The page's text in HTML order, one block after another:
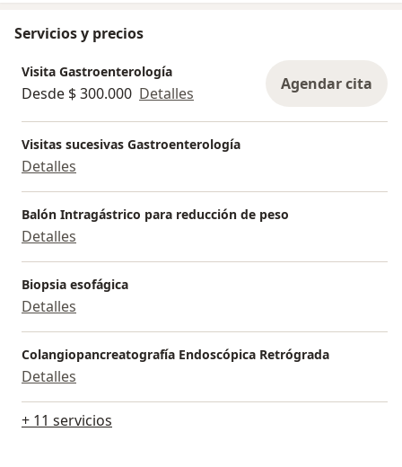
Servicios y precios
Visita Gastroenterología
Desde $ 300.000 Detalles Agendar cita
Visitas sucesivas Gastroenterología
Detalles
Balón Intragástrico para reducción de peso
Detalles
Biopsia esofágica
Detalles
Colangiopancreatografía Endoscópica Retrógrada
Detalles
+ 11 servicios